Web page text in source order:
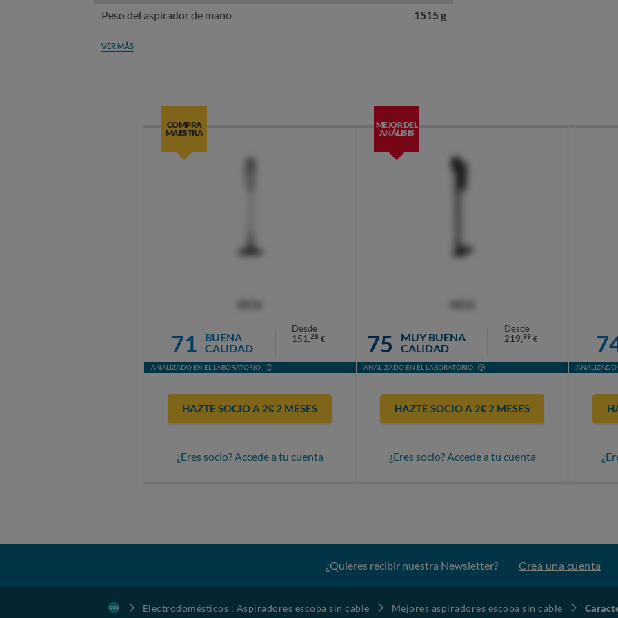
Peso del aspirador de mano 1515 g
VER MÁS
COMPRA
MAESTRA
71
BUENA
CALIDAD
Desde
151,28 €
ANALIZADO EN EL LABORATORIO
HAZTE SOCIO A 2€ 2 MESES
¿Eres socio? Accede a tu cuenta
MEJOR DEL
ANÁLISIS
75
MUY BUENA
CALIDAD
Desde
219,99 €
ANALIZADO EN EL LABORATORIO
HAZTE SOCIO A 2€ 2 MESES
¿Eres socio? Accede a tu cuenta
ANALIZADO
¿Quieres recibir nuestra Newsletter? Crea una cuenta
Electrodomésticos : Aspiradores escoba sin cable Mejores aspiradores escoba sin cable